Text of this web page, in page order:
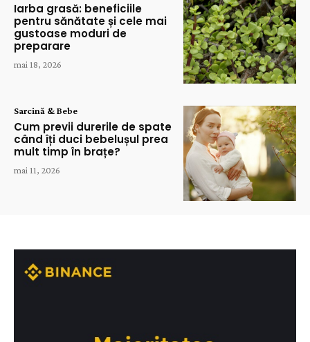
Iarba grasă: beneficiile
pentru sănătate și cele mai
gustoase moduri de
preparare
mai 18, 2026
Sarcină & Bebe
Cum previi durerile de spate
când îți duci bebelușul prea
mult timp în brațe?
mai 11, 2026